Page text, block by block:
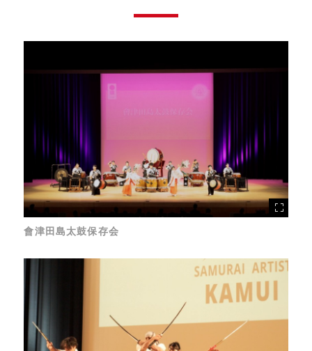
會津田島太鼓保存会